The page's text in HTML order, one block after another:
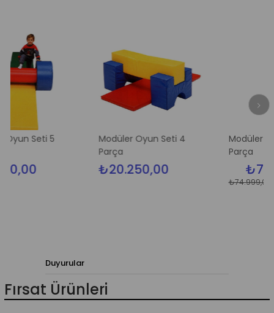
5
Modüler Oyun Seti 4
₺20.250,00
Modüler Oyun Seti
₺74.999,00
Duyurular
Fırsat Ürünleri